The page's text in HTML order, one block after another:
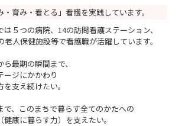
育み・看とる」看護を実践しています。
５つの病院、14の訪問看護ステーション、
人保健施設等で看護職が活躍しています。
最期の瞬間まで、
ージにかかわり
支え続けたい。
で、このまちで暮らす全てのかたへの
康に暮らす力）を支えたい。